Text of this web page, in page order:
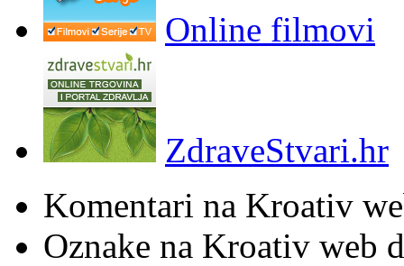
Online filmovi
ZdraveStvari.hr
Komentari na Kroativ
Oznake na Kroativ web